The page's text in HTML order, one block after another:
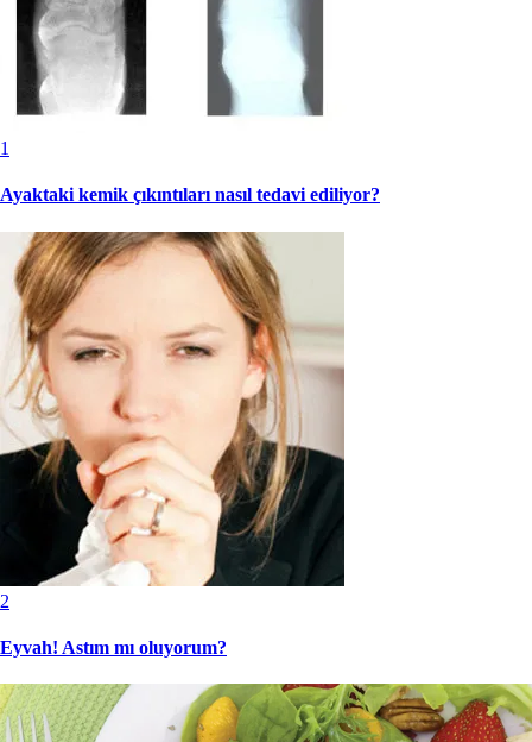
1
Ayaktaki kemik çıkıntıları nasıl tedavi ediliyor?
2
Eyvah! Astım mı oluyorum?